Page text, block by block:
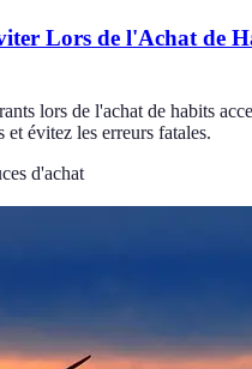
Lors de l'Achat de
lors de l'achat de habits
et évitez les erreurs fatales.
d'achat